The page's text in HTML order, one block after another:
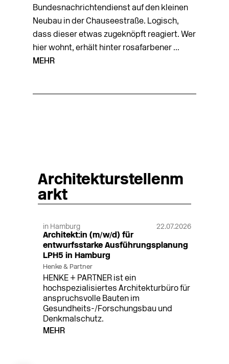
Bundesnachrichtendienst auf den kleinen
Neubau in der Chauseestraße. Logisch,
dass die­ser etwas zugeknöpft reagiert. Wer
hier wohnt, erhält hinter rosafarbener ...
MEHR
Architekturstellenm
arkt
in Hamburg 22.07.2026
Architekt:in (m/w/d) für
entwurfsstarke Ausführungsplanung
LPH5 in Hamburg
Henke & Partner
HENKE + PARTNER ist ein
hochspezialisiertes Architekturbüro für
anspruchsvolle Bauten im
Gesundheits-/Forschungsbau und
Denkmalschutz.
MEHR